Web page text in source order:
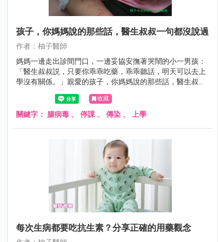
孩子，你媽媽說的那些話，醫生叔叔一句都沒說過
作者：柚子醫師
媽媽一邊走出診間門口，一邊妥協安撫著哭鬧的小一男孩：
「醫生叔叔説，只要你乖乖吃藥，乖乖聽話，明天可以去上
學沒有關係。」親愛的孩子，你媽媽說的那些話，醫生叔叔
一句話都沒說過。
收藏
關鍵字： 腸病毒 、 停課 、 傳染 、 上學
每次生病都要吃抗生素？分享正確的用藥觀念